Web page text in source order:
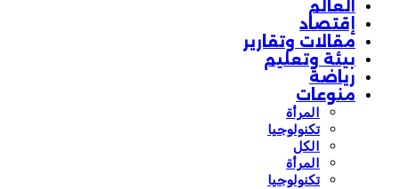
العالم
إقتصاد
مقالات وتقارير
بيئة وتعليم
رياضة
منوعات
المرأة
تكنولوجيا
الكل
المرأة
تكنولوجيا